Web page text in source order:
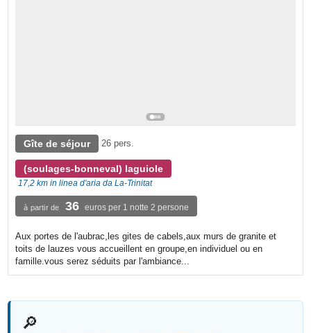
Gîte de séjour 26 pers.
(soulages-bonneval) laguiole
17,2 km in linea d'aria da La-Trinitat
à partir de 36 euros per 1 notte 2 persone
Aux portes de l'aubrac,les gites de cabels,aux murs de granite et
toits de lauzes vous accueillent en groupe,en individuel ou en
famille.vous serez séduits par l'ambiance...
🔎